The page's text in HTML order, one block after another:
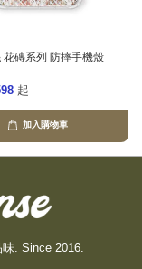
花磚系列 防摔手機殼
起
加入購物車
. Since 2016.